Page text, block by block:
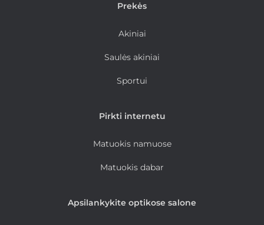
Prekės
Akiniai
Saulės akiniai
Sportui
Pirkti internetu
Matuokis namuose
Matuokis dabar
Apsilankykite optikose salone